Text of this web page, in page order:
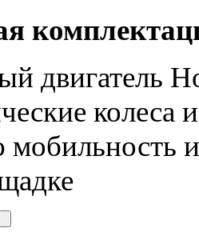
двигатель
колеса